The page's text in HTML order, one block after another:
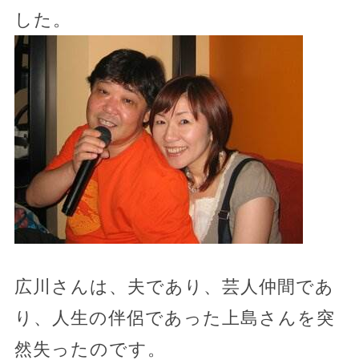
した。
広川さんは、夫であり、芸人仲間であ
り、人生の伴侶であった上島さんを突
然失ったのです。